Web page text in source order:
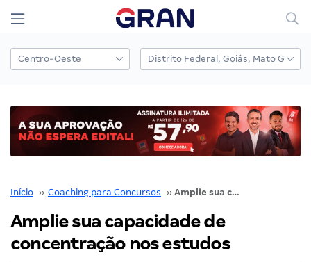
Início ›› Coaching para Concursos ›› Amplie sua capacidade de concentração nos estudos
Amplie sua capacidade de
concentração nos estudos